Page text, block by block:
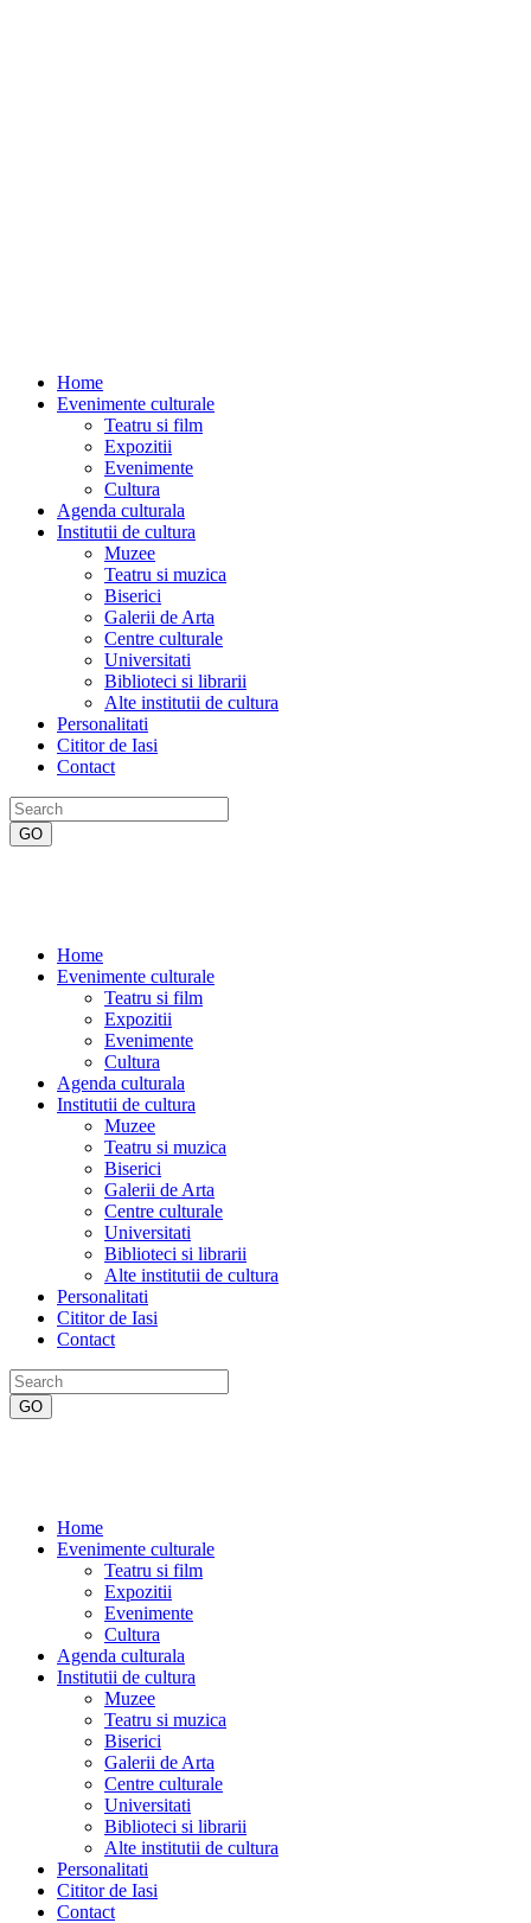
Home
Evenimente culturale
Teatru si film
Expozitii
Evenimente
Cultura
Agenda culturala
Institutii de cultura
Muzee
Teatru si muzica
Biserici
Galerii de Arta
Centre culturale
Universitati
Biblioteci si librarii
Alte institutii de cultura
Personalitati
Cititor de Iasi
Contact
Home
Evenimente culturale
Teatru si film
Expozitii
Evenimente
Cultura
Agenda culturala
Institutii de cultura
Muzee
Teatru si muzica
Biserici
Galerii de Arta
Centre culturale
Universitati
Biblioteci si librarii
Alte institutii de cultura
Personalitati
Cititor de Iasi
Contact
Home
Evenimente culturale
Teatru si film
Expozitii
Evenimente
Cultura
Agenda culturala
Institutii de cultura
Muzee
Teatru si muzica
Biserici
Galerii de Arta
Centre culturale
Universitati
Biblioteci si librarii
Alte institutii de cultura
Personalitati
Cititor de Iasi
Contact